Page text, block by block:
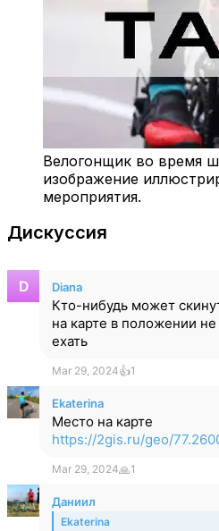
Велогонщик во время
изображение
мероприятия.
Дискуссия
Diana
Кто-нибудь может
на карте в положении не
ехать
Mar 29, 2024👍1
Ekaterina
Место на карте
https://2gis.ru/geo/
Mar 29, 2024🙏1
Даниил
Ekaterina